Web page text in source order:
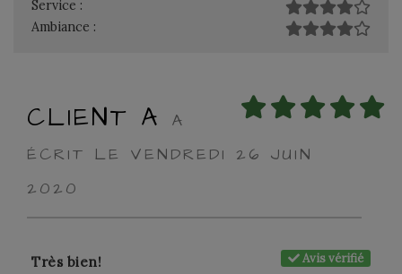
Service :
Ambiance :
CLIENT A
A
ÉCRIT LE VENDREDI 26 JUIN
2020
Avis vérifié
Très bien!